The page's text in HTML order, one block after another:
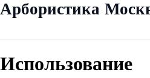
Skip
Арбористика
Использование